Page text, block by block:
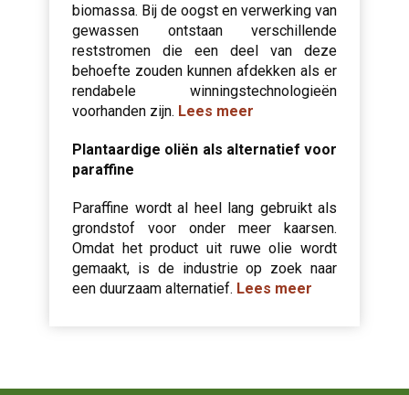
biomassa. Bij de oogst en verwerking van
gewassen ontstaan verschillende
reststromen die een deel van deze
behoefte zouden kunnen afdekken als er
rendabele winningstechnologieën
voorhanden zijn. Lees meer
Plantaardige oliën als alternatief voor
paraffine
Paraffine wordt al heel lang gebruikt als
grondstof voor onder meer kaarsen.
Omdat het product uit ruwe olie wordt
gemaakt, is de industrie op zoek naar
een duurzaam alternatief. Lees meer